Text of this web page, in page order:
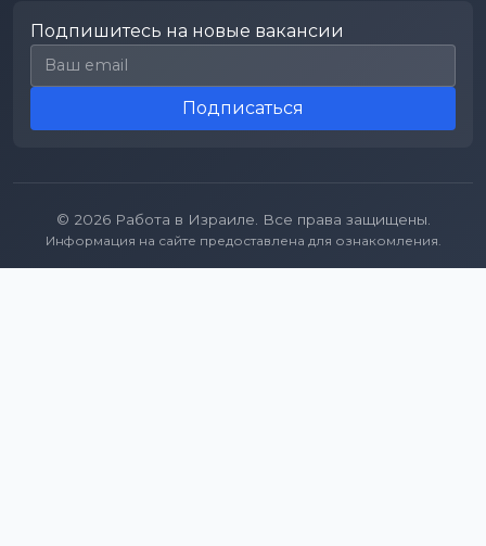
Подпишитесь на новые вакансии
Email для подписки
Подписаться
© 2026 Работа в Израиле. Все права защищены.
Информация на сайте предоставлена для ознакомления.